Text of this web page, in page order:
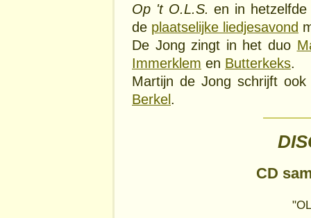
Op 't O.L.S. en in
de plaatselijke liedjesavond
De Jong zingt in het duo
Immerklem en Butterkeks.
Martijn de Jong schrijft
Berkel .
CD